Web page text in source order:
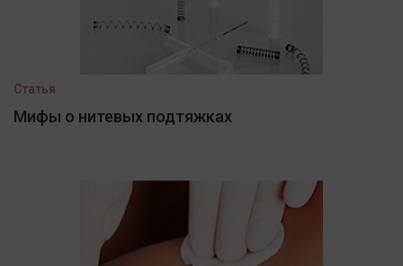
Статья
Мифы о нитевых подтяжках